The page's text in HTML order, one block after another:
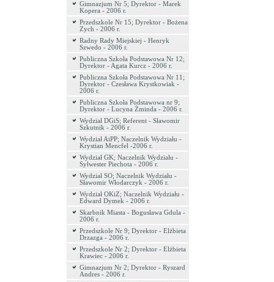
Gimnazjum Nr 5; Dyrektor - Marek
Kopera - 2006 r.
Przedszkole Nr 15; Dyrektor - Bożena
Zych - 2006 r.
Radny Rady Miejskiej - Henryk
Szwedo - 2006 r.
Publiczna Szkoła Podstawowa Nr 12;
Dyrektor - Agata Kurcz - 2006 r.
Publiczna Szkoła Podstawowa Nr 11;
Dyrektor - Czesława Krystkowiak -
2006 r.
Publiczna Szkoła Podstawowa nr 9;
Dyrektor - Lucyna Żminda - 2006 r.
Wydział DGiS; Referent - Sławomir
Szkutnik - 2006 r.
Wydział AiPP; Naczelnik Wydziału -
Krystian Mencfel -2006 r.
Wydział GK; Naczelnik Wydziału -
Sylwester Piechota - 2006 r.
Wydział SO; Naczelnik Wydziału -
Sławomir Włodarczyk - 2006 r.
Wydział OKiZ; Naczelnik Wydziału -
Edward Dymek - 2006 r.
Skarbnik Miasta - Bogusława Gdula -
2006 r.
Przedszkole Nr 9; Dyrektor - Elżbieta
Drzazga - 2006 r.
Przedszkole Nr 2; Dyrektor - Elżbieta
Krawiec - 2006 r.
Gimnazjum Nr 2; Dyrektor - Ryszard
Andres - 2006 r.